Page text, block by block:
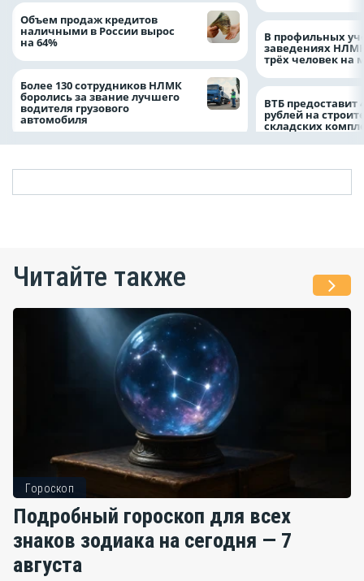
Объем продаж кредитов
наличными в России вырос
на 64%
Более 130 сотрудников НЛМК
боролись за звание лучшего
водителя грузового
автомобиля
В профильных
заведениях
трёх человек на
ВТБ предоставит
рублей на
складских
Читайте также
Гороскоп
Подробный гороскоп для всех
знаков зодиака на сегодня — 7
августа